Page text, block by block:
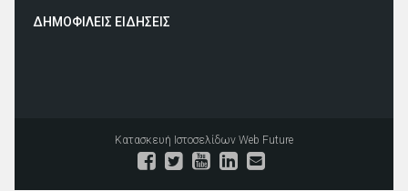
ΔΗΜΟΦΙΛΕΙΣ ΕΙΔΗΣΕΙΣ
Κατασκευή Ιστοσελίδων Web Future